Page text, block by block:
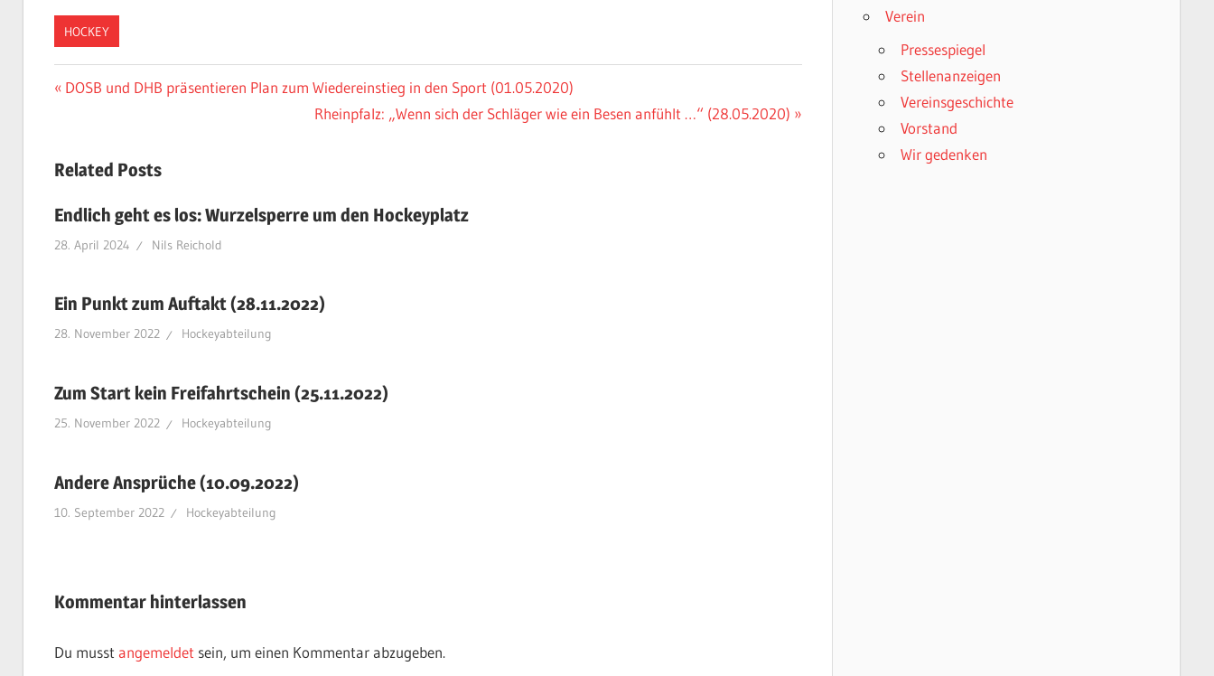
HOCKEY
Beitragsnavigation
Vorheriger
DOSB und DHB präsentieren Plan zum Wiedereinstieg in den Sport (01.05.2020)
Nächster
Rheinpfalz: „Wenn sich der Schläger wie ein Besen anfühlt …“ (28.05.2020)
Related Posts
Endlich geht es los: Wurzelsperre um den Hockeyplatz
28. April 2024 Nils Reichold
Ein Punkt zum Auftakt (28.11.2022)
28. November 2022 Hockeyabteilung
Zum Start kein Freifahrtschein (25.11.2022)
25. November 2022 Hockeyabteilung
Andere Ansprüche (10.09.2022)
10. September 2022 Hockeyabteilung
Kommentar hinterlassen
Du musst angemeldet sein, um einen Kommentar abzugeben.
Verein
Pressespiegel
Stellenanzeigen
Vereinsgeschichte
Vorstand
Wir gedenken